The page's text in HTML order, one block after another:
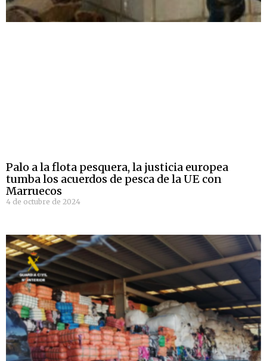
Palo a la flota pesquera, la justicia europea
tumba los acuerdos de pesca de la UE con
Marruecos
4 de octubre de 2024